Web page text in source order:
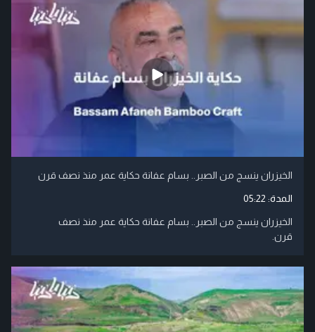
الخيزران ينسج من الصبر.. بسام عفانة حكاية عمر منذ نصف قرن
المدة: 05:22
الخيزران ينسج من الصبر.. بسام عفانة حكاية عمر منذ نصف
قرن.